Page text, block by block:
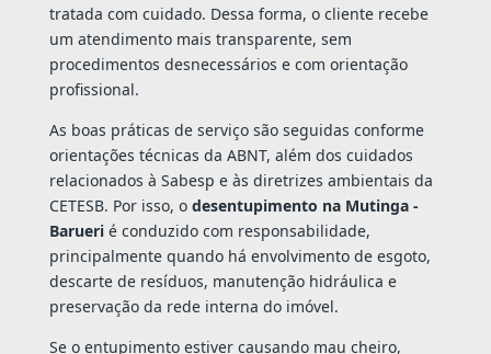
tratada com cuidado. Dessa forma, o cliente recebe
um atendimento mais transparente, sem
procedimentos desnecessários e com orientação
profissional.
As boas práticas de serviço são seguidas conforme
orientações técnicas da ABNT, além dos cuidados
relacionados à Sabesp e às diretrizes ambientais da
CETESB. Por isso, o desentupimento na Mutinga -
Baruerié conduzido com responsabilidade,
principalmente quando há envolvimento de esgoto,
descarte de resíduos, manutenção hidráulica e
preservação da rede interna do imóvel.
Se o entupimento estiver causando mau cheiro,